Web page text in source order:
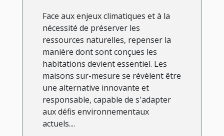
actuels ?
Face aux enjeux climatiques et à la
nécessité de préserver les
ressources naturelles, repenser la
manière dont sont conçues les
habitations devient essentiel. Les
maisons sur-mesure se révèlent être
une alternative innovante et
responsable, capable de s'adapter
aux défis environnementaux
actuels....